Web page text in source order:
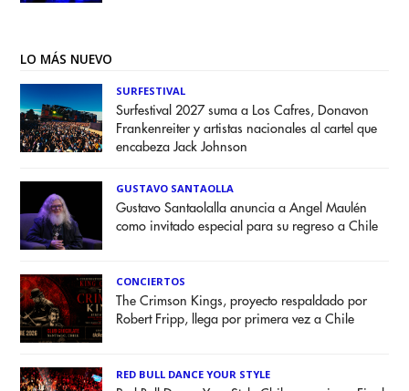
LO MÁS NUEVO
SURFESTIVAL
Surfestival 2027 suma a Los Cafres, Donavon
Frankenreiter y artistas nacionales al cartel que
encabeza Jack Johnson
GUSTAVO SANTAOLLA
Gustavo Santaolalla anuncia a Angel Maulén
como invitado especial para su regreso a Chile
CONCIERTOS
The Crimson Kings, proyecto respaldado por
Robert Fripp, llega por primera vez a Chile
RED BULL DANCE YOUR STYLE